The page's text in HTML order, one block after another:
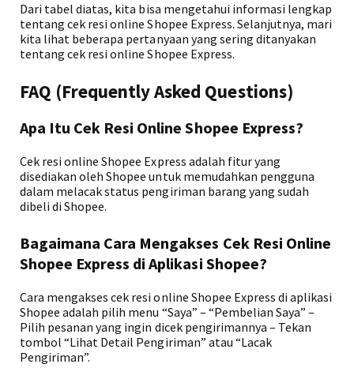
Dari tabel diatas, kita bisa mengetahui informasi lengkap
tentang cek resi online Shopee Express. Selanjutnya, mari
kita lihat beberapa pertanyaan yang sering ditanyakan
tentang cek resi online Shopee Express.
FAQ (Frequently Asked Questions)
Apa Itu Cek Resi Online Shopee Express?
Cek resi online Shopee Express adalah fitur yang
disediakan oleh Shopee untuk memudahkan pengguna
dalam melacak status pengiriman barang yang sudah
dibeli di Shopee.
Bagaimana Cara Mengakses Cek Resi Online
Shopee Express di Aplikasi Shopee?
Cara mengakses cek resi online Shopee Express di aplikasi
Shopee adalah pilih menu “Saya” – “Pembelian Saya” –
Pilih pesanan yang ingin dicek pengirimannya – Tekan
tombol “Lihat Detail Pengiriman” atau “Lacak
Pengiriman”.